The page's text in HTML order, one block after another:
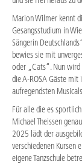
Marion Wilmer kennt
Gesangsstudium in
Sängerin
bewies sie mit
oder „Cats“. Nun
die A-ROSA Gäste mit
aufregendsten
Für alle die es
Michael Theissen
2025 lädt der
verschiedenen Kursen
eigene Tanzschule